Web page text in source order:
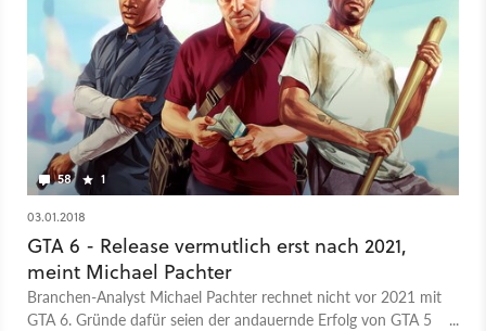
58 1
03.01.2018
GTA 6 - Release vermutlich erst nach 2021,
meint Michael Pachter
Branchen-Analyst Michael Pachter rechnet nicht vor 2021 mit
GTA 6. Gründe dafür seien der andauernde Erfolg von GTA 5